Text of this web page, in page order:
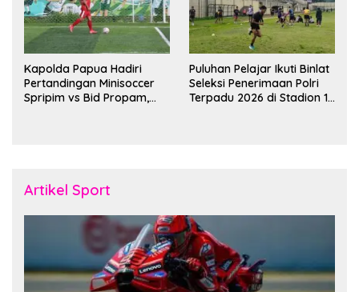
Kapolda Papua Hadiri
Pertandingan Minisoccer
Spripim vs Bid Propam,
Puluhan Pelajar Ikuti Binlat
Seleksi Penerimaan Polri
Terpadu 2026 di Stadion 16
Artikel Sport